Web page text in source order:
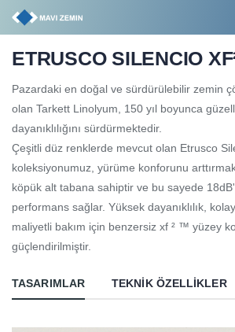
ETRUSCO SILENCIO
Pazardaki en doğal ve sürdürülebilir zemin
olan Tarkett Linolyum, 150 yıl boyunca
dayanıklılığını sürdürmektedir.
Çeşitli düz renklerde mevcut olan Etrusco
koleksiyonumuz, yürüme konforunu
köpük alt tabana sahiptir ve bu sayede
performans sağlar. Yüksek dayanıklılık,
maliyetli bakım için benzersiz xf ² ™ yüzey
güçlendirilmiştir.
TASARIMLAR TEKNIK ÖZELLIKLER